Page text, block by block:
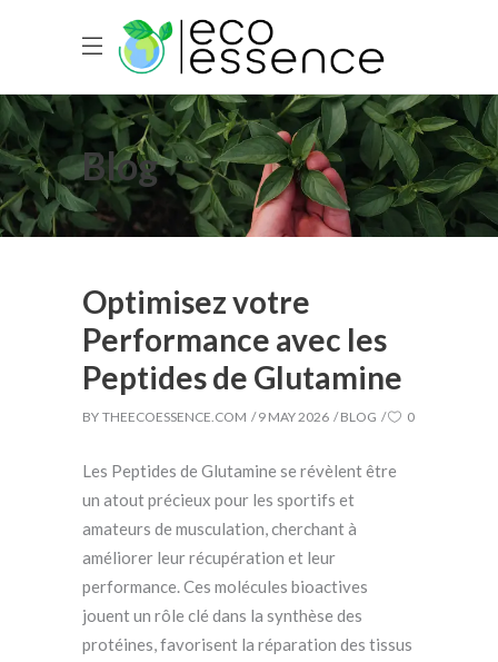
Blog
Optimisez votre
Performance avec les
Peptides de Glutamine
BY THEECOESSENCE.COM 9 MAY 2026 BLOG 0
Les Peptides de Glutamine se révèlent être
un atout précieux pour les sportifs et
amateurs de musculation, cherchant à
améliorer leur récupération et leur
performance. Ces molécules bioactives
jouent un rôle clé dans la synthèse des
protéines, favorisent la réparation des tissus